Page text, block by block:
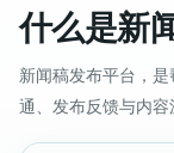
什么是新
新闻稿发布平台，
通、发布反馈与内容